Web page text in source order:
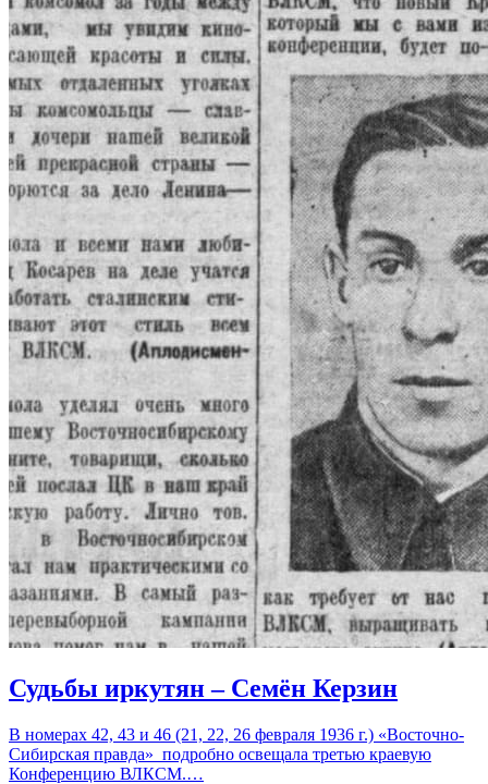
Судьбы иркутян – Семён Керзин
В номерах 42, 43 и 46 (21, 22, 26 февраля 1936 г.) «Восточно-
Сибирская правда» подробно освещала третью краевую
Конференцию ВЛКСМ.…